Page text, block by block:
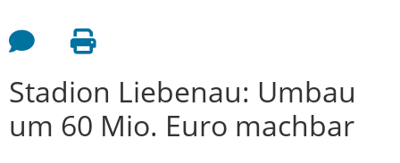
Feedback an Autor
Seite drucken
Stadion Liebenau: Umbau
um 60 Mio. Euro machbar